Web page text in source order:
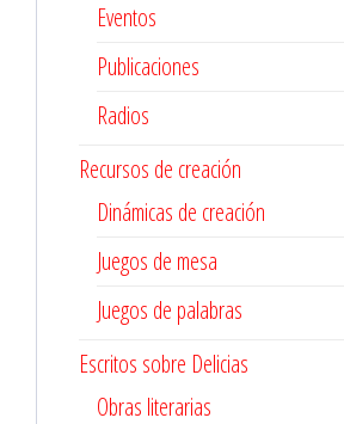
Eventos
Publicaciones
Radios
Recursos de creación
Dinámicas de creación
Juegos de mesa
Juegos de palabras
Escritos sobre Delicias
Obras literarias